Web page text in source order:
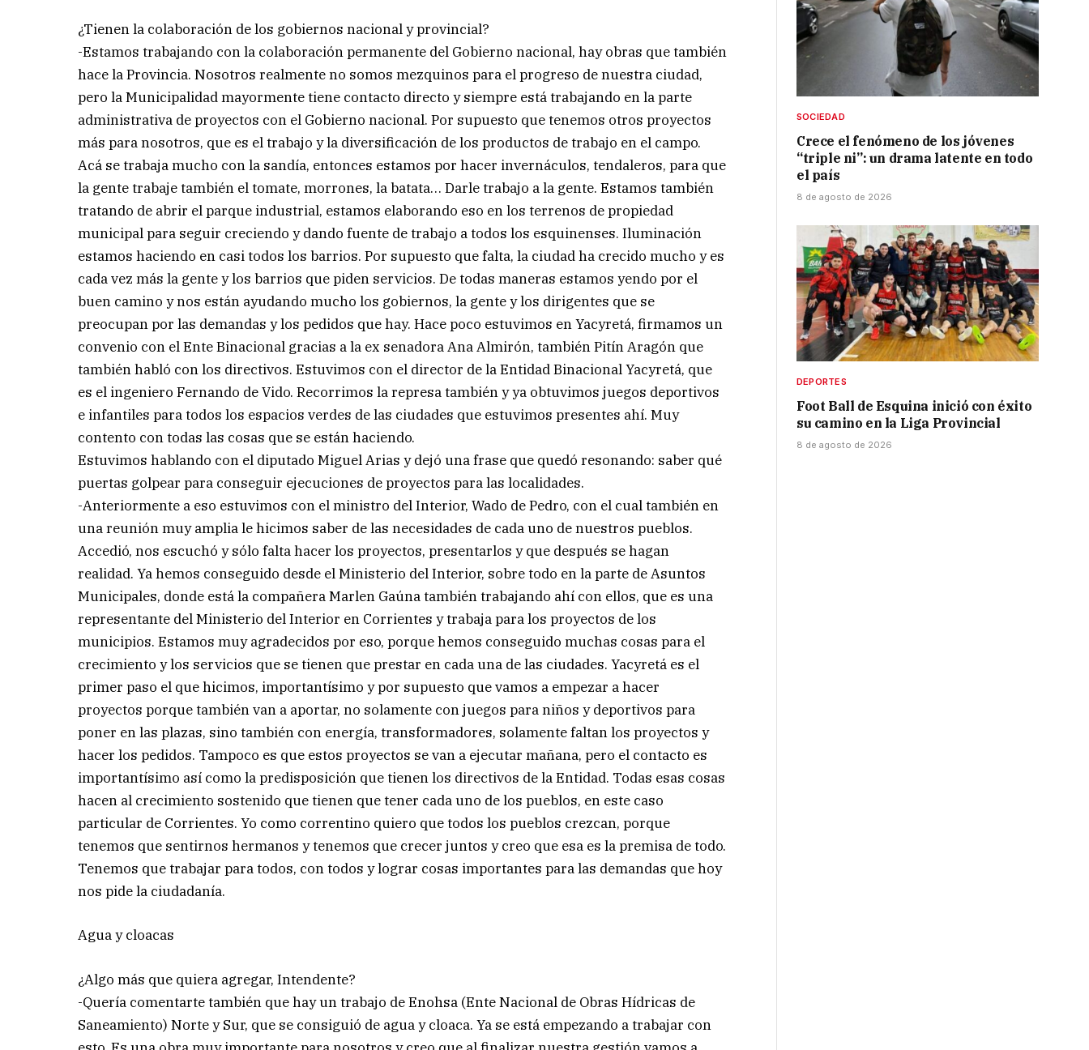
¿Tienen la colaboración de los gobiernos nacional y provincial?
-Estamos trabajando con la colaboración permanente del Gobierno nacional, hay obras que también
hace la Provincia. Nosotros realmente no somos mezquinos para el progreso de nuestra ciudad,
pero la Municipalidad mayormente tiene contacto directo y siempre está trabajando en la parte
administrativa de proyectos con el Gobierno nacional. Por supuesto que tenemos otros proyectos
más para nosotros, que es el trabajo y la diversificación de los productos de trabajo en el campo.
Acá se trabaja mucho con la sandía, entonces estamos por hacer invernáculos, tendaleros, para que
la gente trabaje también el tomate, morrones, la batata… Darle trabajo a la gente. Estamos también
tratando de abrir el parque industrial, estamos elaborando eso en los terrenos de propiedad
municipal para seguir creciendo y dando fuente de trabajo a todos los esquinenses. Iluminación
estamos haciendo en casi todos los barrios. Por supuesto que falta, la ciudad ha crecido mucho y es
cada vez más la gente y los barrios que piden servicios. De todas maneras estamos yendo por el
buen camino y nos están ayudando mucho los gobiernos, la gente y los dirigentes que se
preocupan por las demandas y los pedidos que hay. Hace poco estuvimos en Yacyretá, firmamos un
convenio con el Ente Binacional gracias a la ex senadora Ana Almirón, también Pitín Aragón que
también habló con los directivos. Estuvimos con el director de la Entidad Binacional Yacyretá, que
es el ingeniero Fernando de Vido. Recorrimos la represa también y ya obtuvimos juegos deportivos
e infantiles para todos los espacios verdes de las ciudades que estuvimos presentes ahí. Muy
contento con todas las cosas que se están haciendo.
Estuvimos hablando con el diputado Miguel Arias y dejó una frase que quedó resonando: saber qué
puertas golpear para conseguir ejecuciones de proyectos para las localidades.
-Anteriormente a eso estuvimos con el ministro del Interior, Wado de Pedro, con el cual también en
una reunión muy amplia le hicimos saber de las necesidades de cada uno de nuestros pueblos.
Accedió, nos escuchó y sólo falta hacer los proyectos, presentarlos y que después se hagan
realidad. Ya hemos conseguido desde el Ministerio del Interior, sobre todo en la parte de Asuntos
Municipales, donde está la compañera Marlen Gaúna también trabajando ahí con ellos, que es una
representante del Ministerio del Interior en Corrientes y trabaja para los proyectos de los
municipios. Estamos muy agradecidos por eso, porque hemos conseguido muchas cosas para el
crecimiento y los servicios que se tienen que prestar en cada una de las ciudades. Yacyretá es el
primer paso el que hicimos, importantísimo y por supuesto que vamos a empezar a hacer
proyectos porque también van a aportar, no solamente con juegos para niños y deportivos para
poner en las plazas, sino también con energía, transformadores, solamente faltan los proyectos y
hacer los pedidos. Tampoco es que estos proyectos se van a ejecutar mañana, pero el contacto es
importantísimo así como la predisposición que tienen los directivos de la Entidad. Todas esas cosas
hacen al crecimiento sostenido que tienen que tener cada uno de los pueblos, en este caso
particular de Corrientes. Yo como correntino quiero que todos los pueblos crezcan, porque
tenemos que sentirnos hermanos y tenemos que crecer juntos y creo que esa es la premisa de todo.
Tenemos que trabajar para todos, con todos y lograr cosas importantes para las demandas que hoy
nos pide la ciudadanía.
Agua y cloacas
¿Algo más que quiera agregar, Intendente?
-Quería comentarte también que hay un trabajo de Enohsa (Ente Nacional de Obras Hídricas de
Saneamiento) Norte y Sur, que se consiguió de agua y cloaca. Ya se está empezando a trabajar con
SOCIEDAD
Crece el fenómeno de los jóvenes
“triple ni”: un drama latente en todo
el país
8 de agosto de 2026
DEPORTES
Foot Ball de Esquina inició con éxito
su camino en la Liga Provincial
8 de agosto de 2026